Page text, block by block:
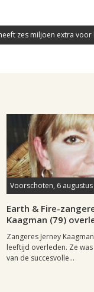
zes miljoen extra voor
Voorschoten, 6 augustus
Earth & Fire-
Kaagman (79)
Zangeres Jerney
leeftijd overleden. Ze
van de succesvolle...